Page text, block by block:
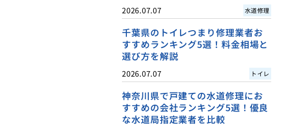
2026.07.07 水道修理
千葉県のトイレつまり修理業者お
すすめランキング5選！料金相場と
選び方を解説
2026.07.07 トイレ
神奈川県で戸建ての水道修理にお
すすめの会社ランキング5選！優良
な水道局指定業者を比較